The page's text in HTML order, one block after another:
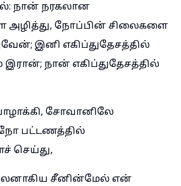
நான் நரகலான
அழித்து, நோப்பின் சிலைகளை
இனி எகிப்துதேசத்தில்
இரான்; நான் எகிப்துதேசத்தில்
சோவானிலே
பட்டணத்தில்
செய்து,
சீனின்மேல் என்